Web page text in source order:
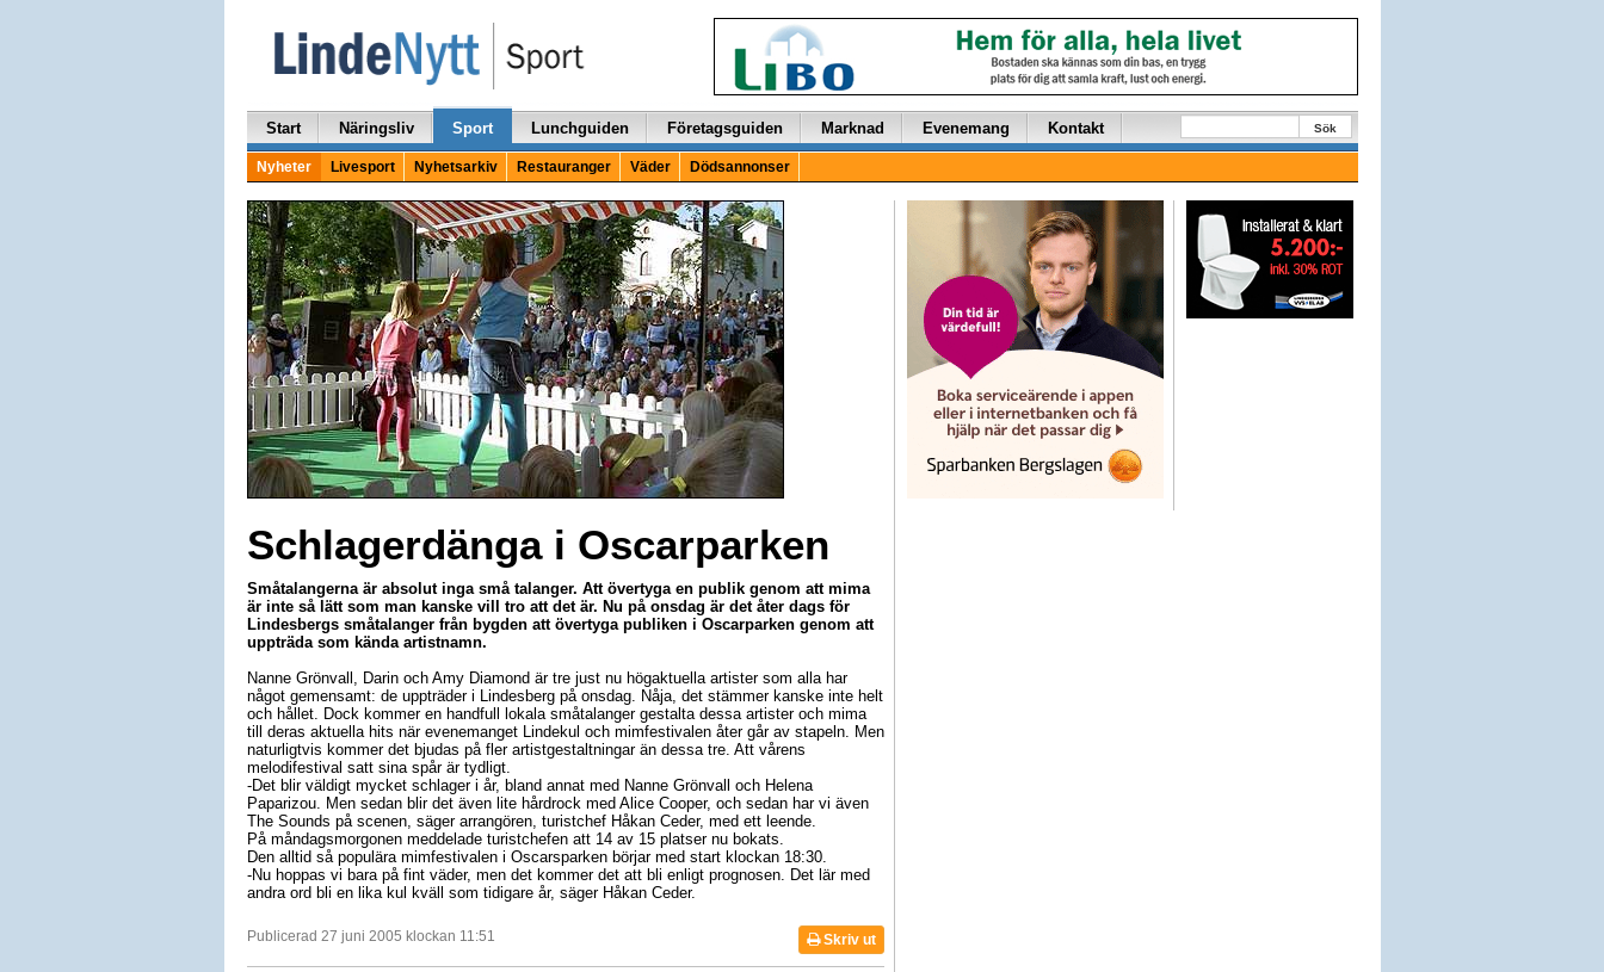
Start Näringsliv Sport Lunchguiden Företagsguiden Marknad Evenemang Kontakt Sök
Nyheter Livesport Nyhetsarkiv Restauranger Väder Dödsannonser
Schlagerdänga i Oscarparken
Småtalangerna är absolut inga små talanger. Att övertyga en publik genom att mima
är inte så lätt som man kanske vill tro att det är. Nu på onsdag är det åter dags för
Lindesbergs småtalanger från bygden att övertyga publiken i Oscarparken genom att
uppträda som kända artistnamn.
Nanne Grönvall, Darin och Amy Diamond är tre just nu högaktuella artister som alla har
något gemensamt: de uppträder i Lindesberg på onsdag. Nåja, det stämmer kanske inte helt
och hållet. Dock kommer en handfull lokala småtalanger gestalta dessa artister och mima
till deras aktuella hits när evenemanget Lindekul och mimfestivalen åter går av stapeln. Men
naturligtvis kommer det bjudas på fler artistgestaltningar än dessa tre. Att vårens
melodifestival satt sina spår är tydligt.
-Det blir väldigt mycket schlager i år, bland annat med Nanne Grönvall och Helena
Paparizou. Men sedan blir det även lite hårdrock med Alice Cooper, och sedan har vi även
The Sounds på scenen, säger arrangören, turistchef Håkan Ceder, med ett leende.
På måndagsmorgonen meddelade turistchefen att 14 av 15 platser nu bokats.
Den alltid så populära mimfestivalen i Oscarsparken börjar med start klockan 18:30.
-Nu hoppas vi bara på fint väder, men det kommer det att bli enligt prognosen. Det lär med
andra ord bli en lika kul kväll som tidigare år, säger Håkan Ceder.
Publicerad 27 juni 2005 klockan 11:51 Skriv ut